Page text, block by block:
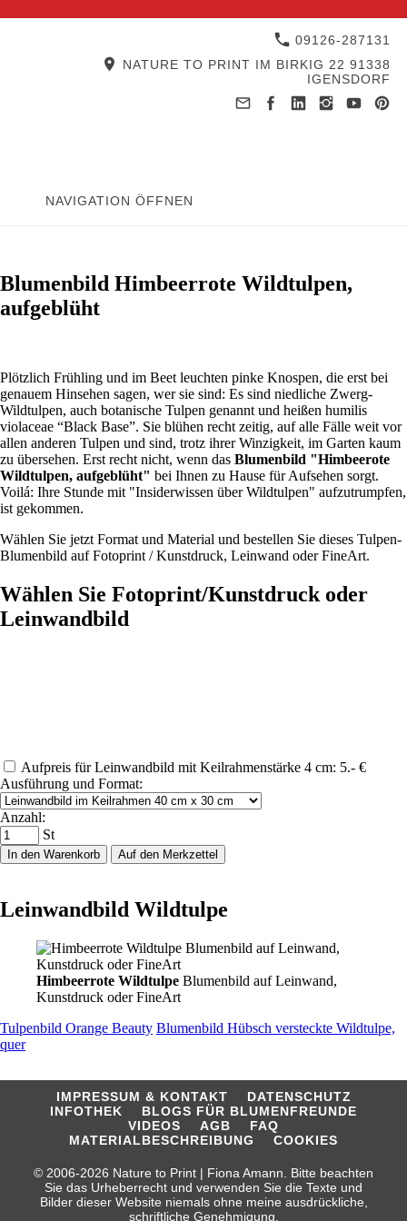
09126-287131
NATURE TO PRINT IM BIRKIG 22 91338
IGENSDORF
NAVIGATION ÖFFNEN
Blumenbild Himbeerrote Wildtulpen,
aufgeblüht
Plötzlich Frühling und im Beet leuchten pinke Knospen, die erst bei
genauem Hinsehen sagen, wer sie sind: Es sind niedliche Zwerg-
Wildtulpen, auch botanische Tulpen genannt und heißen humilis
violaceae “Black Base”. Sie blühen recht zeitig, auf alle Fälle weit vor
allen anderen Tulpen und sind, trotz ihrer Winzigkeit, im Garten kaum
zu übersehen. Erst recht nicht, wenn das Blumenbild "Himbeerote
Wildtulpen, aufgeblüht" bei Ihnen zu Hause für Aufsehen sorgt.
Voilá: Ihre Stunde mit "Insiderwissen über Wildtulpen" aufzutrumpfen,
ist gekommen.
Wählen Sie jetzt Format und Material und bestellen Sie dieses Tulpen-
Blumenbild auf Fotoprint / Kunstdruck, Leinwand oder FineArt.
Wählen Sie Fotoprint/Kunstdruck oder
Leinwandbild
Aufpreis für Leinwandbild mit Keilrahmenstärke 4 cm: 5.- €
Ausführung und Format:
Anzahl:
St
In den Warenkorb Auf den Merkzettel
Leinwandbild Wildtulpe
Himbeerrote Wildtulpe Blumenbild auf Leinwand,
Kunstdruck oder FineArt
Tulpenbild Orange Beauty Blumenbild Hübsch versteckte Wildtulpe,
quer
IMPRESSUM & KONTAKT
DATENSCHUTZ
INFOTHEK
BLOGS FÜR BLUMENFREUNDE
VIDEOS
AGB
FAQ
MATERIALBESCHREIBUNG
COOKIES
© 2006-2026 Nature to Print | Fiona Amann. Bitte beachten
Sie das Urheberrecht und verwenden Sie die Texte und
Bilder dieser Website niemals ohne meine ausdrückliche,
schriftliche Genehmigung.